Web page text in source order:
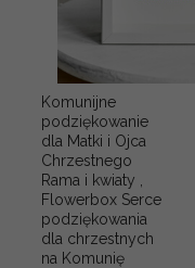
Komunijne
podziękowanie
dla Matki i Ojca
Chrzestnego
Rama i kwiaty ,
Flowerbox Serce
podziękowania
dla chrzestnych
na Komunię